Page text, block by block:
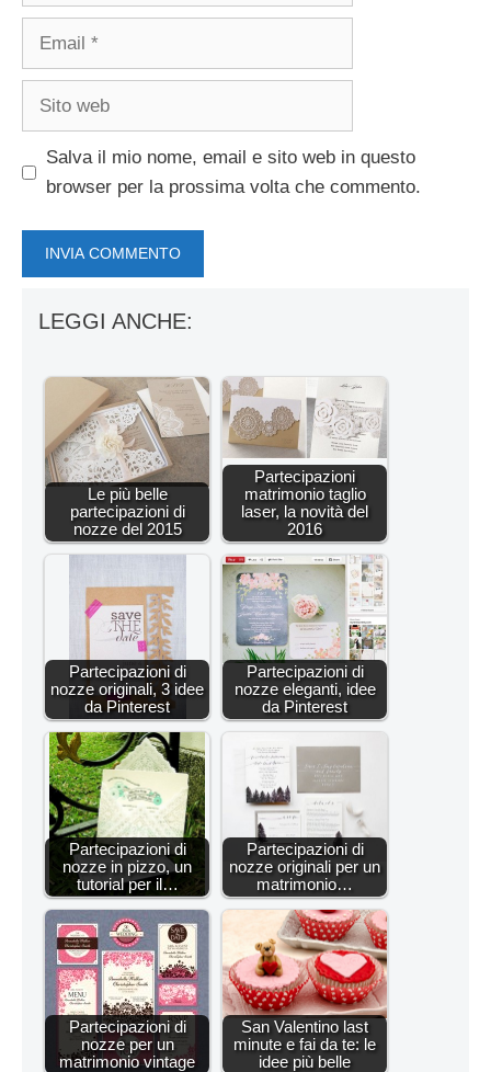
Email
Sito
Salva il mio nome, email e sito web in questo
browser per la prossima volta che commento.
LEGGI ANCHE:
Le più belle
partecipazioni di
nozze del 2015
Partecipazioni
matrimonio taglio
laser, la novità del
2016
Partecipazioni di
nozze originali, 3 idee
da Pinterest
Partecipazioni di
nozze eleganti, idee
da Pinterest
Partecipazioni di
nozze in pizzo, un
tutorial per il…
Partecipazioni di
nozze originali per un
matrimonio…
Partecipazioni di
nozze per un
matrimonio vintage
San Valentino last
minute e fai da te: le
idee più belle